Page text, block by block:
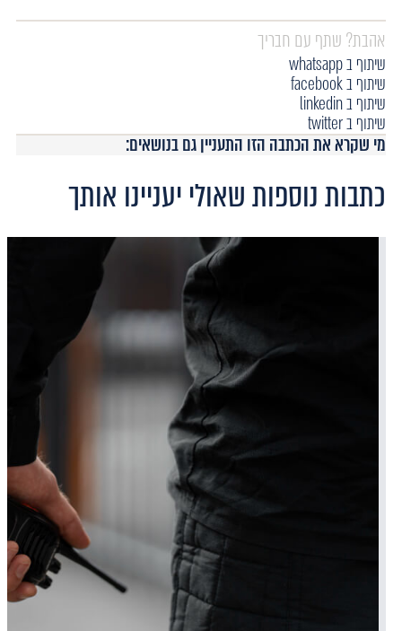
אהבת? שתף עם חבריך
שיתוף ב whatsapp
שיתוף ב facebook
שיתוף ב linkedin
שיתוף ב twitter
מי שקרא את הכתבה הזו התעניין גם בנושאים:
כתבות נוספות שאולי יעניינו אותך